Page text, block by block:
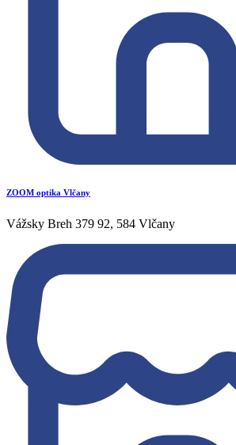
ZOOM optika Vlčany
Vážsky Breh 379 92, 584 Vlčany